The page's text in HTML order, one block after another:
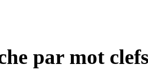
par mot